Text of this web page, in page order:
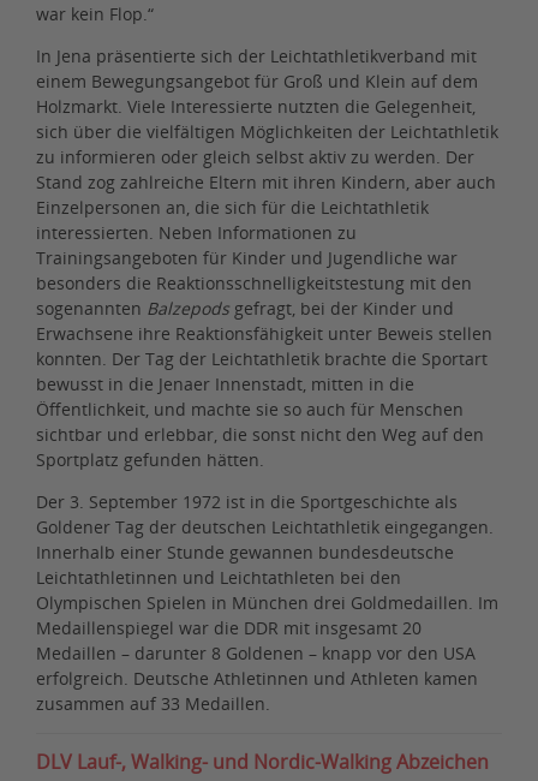
war kein Flop.“
In Jena präsentierte sich der Leichtathletikverband mit
einem Bewegungsangebot für Groß und Klein auf dem
Holzmarkt. Viele Interessierte nutzten die Gelegenheit,
sich über die vielfältigen Möglichkeiten der Leichtathletik
zu informieren oder gleich selbst aktiv zu werden. Der
Stand zog zahlreiche Eltern mit ihren Kindern, aber auch
Einzelpersonen an, die sich für die Leichtathletik
interessierten. Neben Informationen zu
Trainingsangeboten für Kinder und Jugendliche war
besonders die Reaktionsschnelligkeitstestung mit den
sogenannten Balzepods gefragt, bei der Kinder und
Erwachsene ihre Reaktionsfähigkeit unter Beweis stellen
konnten. Der Tag der Leichtathletik brachte die Sportart
bewusst in die Jenaer Innenstadt, mitten in die
Öffentlichkeit, und machte sie so auch für Menschen
sichtbar und erlebbar, die sonst nicht den Weg auf den
Sportplatz gefunden hätten.
Der 3. September 1972 ist in die Sportgeschichte als
Goldener Tag der deutschen Leichtathletik eingegangen.
Innerhalb einer Stunde gewannen bundesdeutsche
Leichtathletinnen und Leichtathleten bei den
Olympischen Spielen in München drei Goldmedaillen. Im
Medaillenspiegel war die DDR mit insgesamt 20
Medaillen – darunter 8 Goldenen – knapp vor den USA
erfolgreich. Deutsche Athletinnen und Athleten kamen
zusammen auf 33 Medaillen.
DLV Lauf-, Walking- und Nordic-Walking Abzeichen